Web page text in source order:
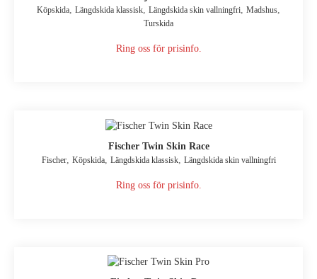
Köpskida, Längdskida klassisk, Längdskida skin vallningfri, Madshus,
Turskida
Ring oss för prisinfo.
Fischer Twin Skin Race
Fischer, Köpskida, Längdskida klassisk, Längdskida skin vallningfri
Ring oss för prisinfo.